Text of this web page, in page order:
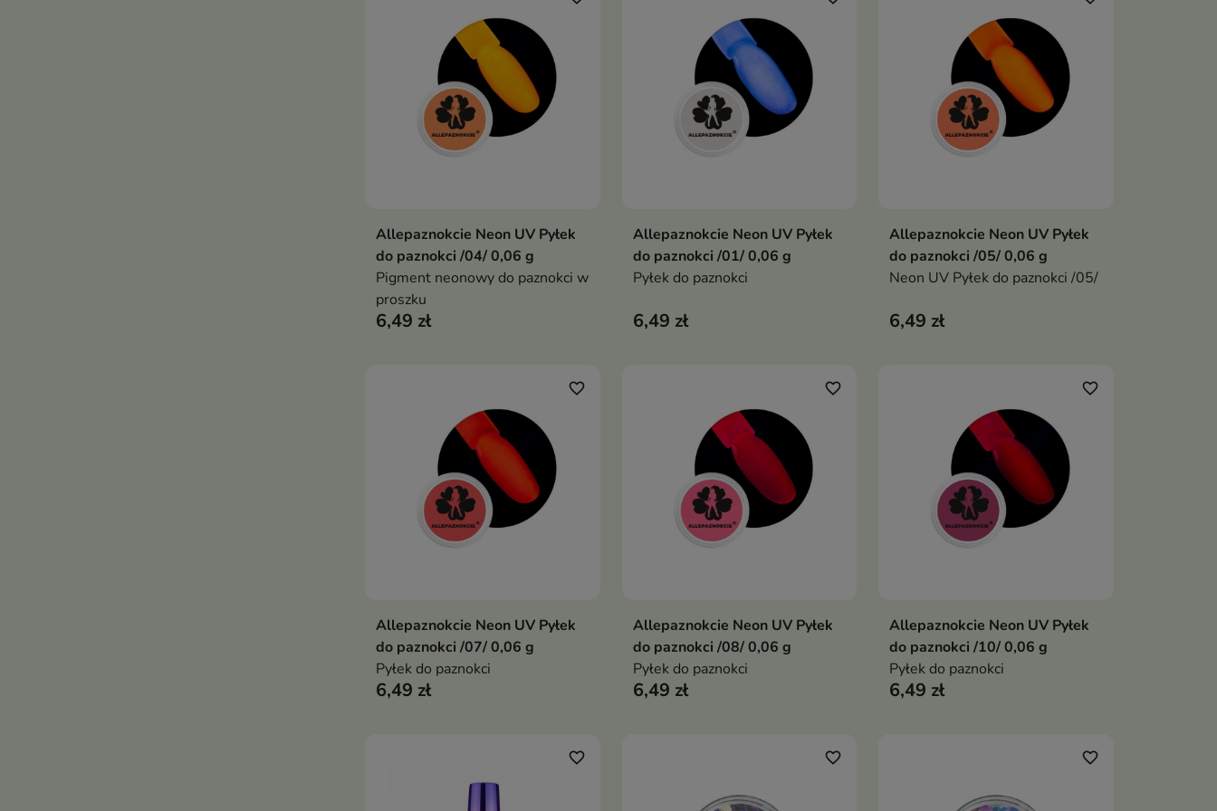
Dodaj do koszyka
Allepaznokcie Neon UV Pyłek
do paznokci /04/ 0,06 g
Pigment neonowy do paznokci w
proszku
6,49 zł
Dodaj do koszyka
Allepaznokcie Neon UV Pyłek
do paznokci /01/ 0,06 g
Pyłek do paznokci
6,49 zł
Dodaj do koszyka
Allepaznokcie Neon UV Pyłek
do paznokci /05/ 0,06 g
Neon UV Pyłek do paznokci /05/
6,49 zł
Dodaj do koszyka
favorite_border
Allepaznokcie Neon UV Pyłek
do paznokci /07/ 0,06 g
Pyłek do paznokci
6,49 zł
Dodaj do koszyka
favorite_border
Allepaznokcie Neon UV Pyłek
do paznokci /08/ 0,06 g
Pyłek do paznokci
6,49 zł
Dodaj do koszyka
favorite_border
Allepaznokcie Neon UV Pyłek
do paznokci /10/ 0,06 g
Pyłek do paznokci
6,49 zł
favorite_border favorite_border favorite_border